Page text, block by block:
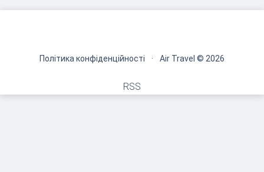
Політика конфіденційності · Air Travel © 2026
RSS